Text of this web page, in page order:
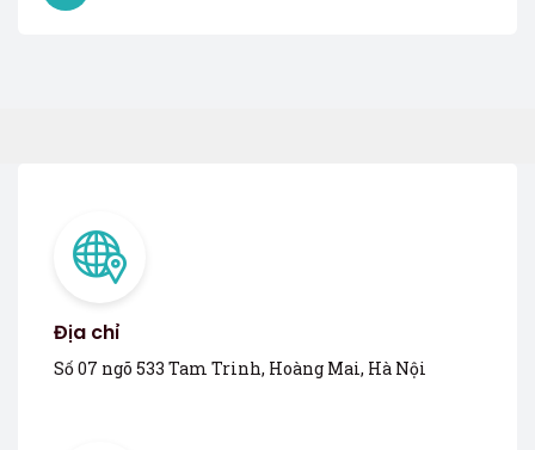
Địa chỉ
Số 07 ngõ 533 Tam Trinh, Hoàng Mai, Hà Nội